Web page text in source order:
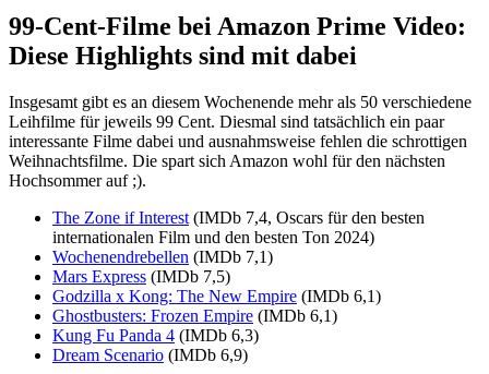
99-Cent-Filme bei Amazon Prime Video:
Diese Highlights sind mit dabei
Insgesamt gibt es an diesem Wochenende mehr als 50 verschiedene
Leihfilme für jeweils 99 Cent. Diesmal sind tatsächlich ein paar
interessante Filme dabei und ausnahmsweise fehlen die schrottigen
Weihnachtsfilme. Die spart sich Amazon wohl für den nächsten
Hochsommer auf ;).
The Zone if Interest (IMDb 7,4, Oscars für den besten
internationalen Film und den besten Ton 2024)
Wochenendrebellen (IMDb 7,1)
Mars Express (IMDb 7,5)
Godzilla x Kong: The New Empire (IMDb 6,1)
Ghostbusters: Frozen Empire (IMDb 6,1)
Kung Fu Panda 4 (IMDb 6,3)
Dream Scenario (IMDb 6,9)